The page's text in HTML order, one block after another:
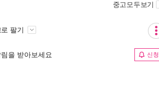
중고모두보기
팔기
을 받아보세요 신청